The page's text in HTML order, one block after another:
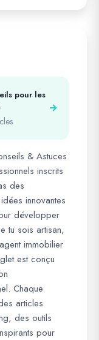
pour les
& Astuces
inscrits
des
innovantes
développer
tu sois artisan,
immobilier
est conçu
Chaque
articles
des outils
pour